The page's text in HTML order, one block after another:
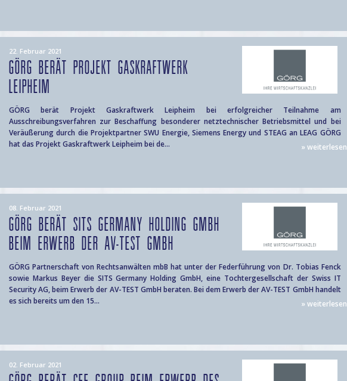
22. Februar 2021
GÖRG BERÄT PROJEKT GASKRAFTWERK
LEIPHEIM
GÖRG berät Projekt Gaskraftwerk Leipheim bei erfolgreicher Teilnahme am
Ausschreibungsverfahren zur Beschaffung besonderer netztechnischer Betriebsmittel und bei
Veräußerung durch die Projektpartner SWU Energie, Siemens Energy und STEAG an LEAG GÖRG
hat das Projekt Gaskraftwerk Leipheim bei de...
» weiterlesen
08. Februar 2021
GÖRG BERÄT SITS GERMANY HOLDING GMBH
BEIM ERWERB DER AV-TEST GMBH
GÖRG Partnerschaft von Rechtsanwälten mbB hat unter der Federführung von Dr. Tobias Fenck
sowie Markus Beyer die SITS Germany Holding GmbH, eine Tochtergesellschaft der Swiss IT
Security AG, beim Erwerb der AV-TEST GmbH beraten. Bei dem Erwerb der AV-TEST GmbH handelt
es sich bereits um den 15...
» weiterlesen
02. Februar 2021